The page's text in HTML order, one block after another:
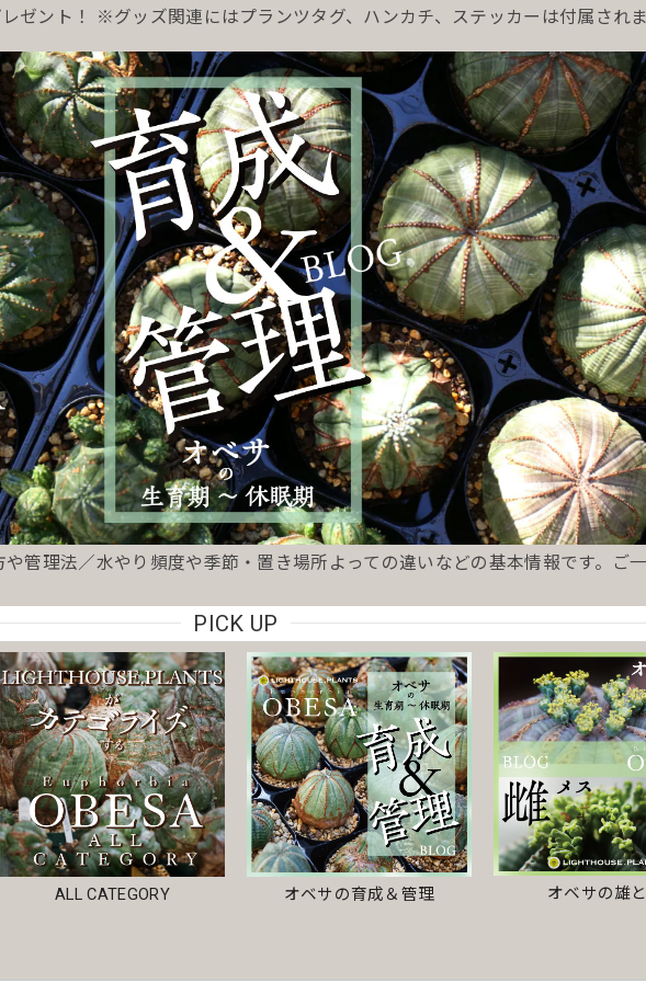
ゼント！ ※グッズ関連にはプランツタグ、ハンカチ、ステッカーは付属され
管理法／水やり頻度や季節・置き場所よっての違いなどの基本情報です。ご
PICK UP
ALL CATEGORY オベサの育成＆管理 オベサの雄